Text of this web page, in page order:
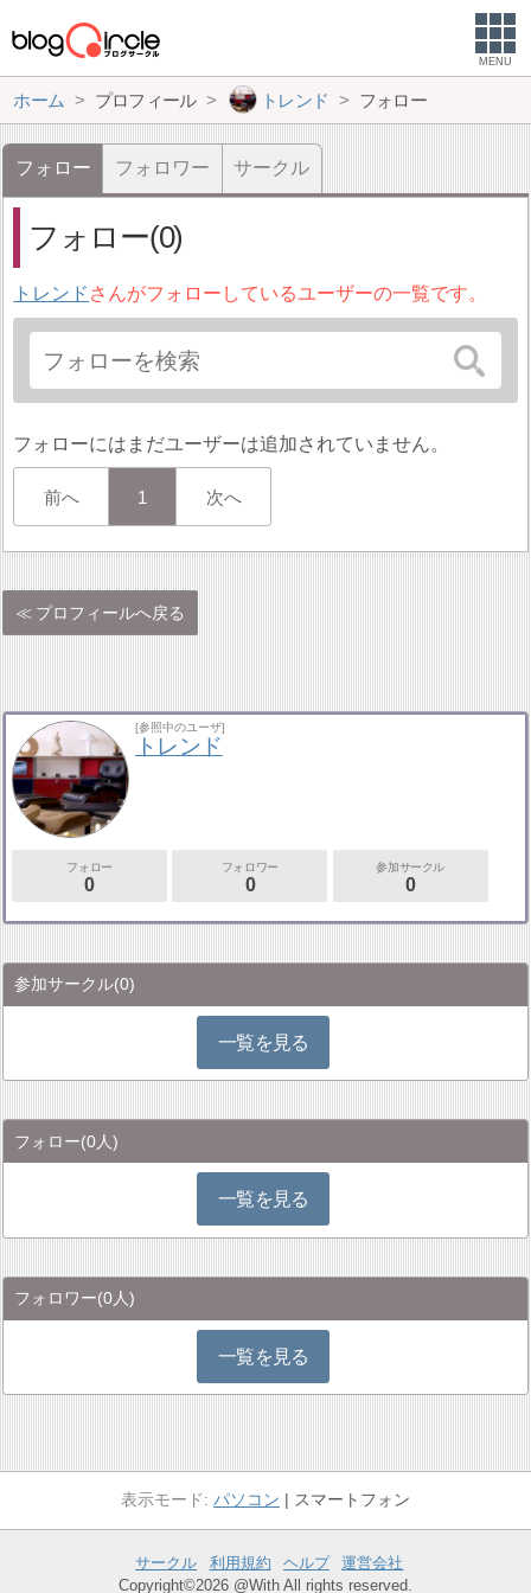
MENU
ホーム プロフィール トレンド フォロー
フォロー フォロワー サークル
フォロー(0)
トレンド さんがフォローしているユーザーの一覧です。
フォローにはまだユーザーは追加されていません。
前へ 1 次へ
プロフィールへ戻る
[参照中のユーザ]
トレンド
フォロー
0
フォロワー
0
参加サークル
0
参加サークル(0)
一覧を見る
フォロー(0人)
一覧を見る
フォロワー(0人)
一覧を見る
パソコン スマートフォン
サークル 利用規約 ヘルプ
運営会社
Copyright©2026 @With All rights reserved.